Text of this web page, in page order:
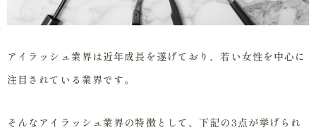
アイラッシュ業界は近年成長を遂げており、若い女性を中心に
注目されている業界です。
そんなアイラッシュ業界の特徴として、下記の3点が挙げられ